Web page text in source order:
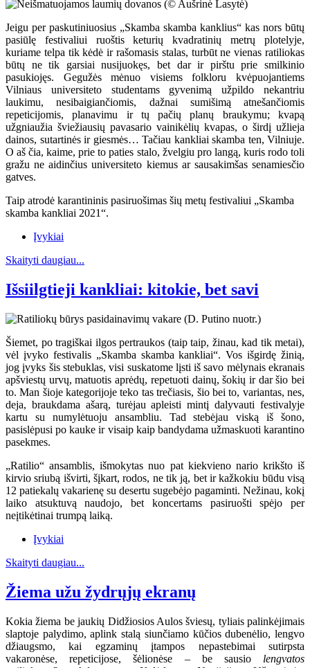
Jeigu per paskutiniuosius „Skamba skamba kanklius“ kas nors būtų
pasiūlę festivaliui ruoštis keturių kvadratinių metrų plotelyje,
kuriame telpa tik kėdė ir rašomasis stalas, turbūt ne vienas ratiliokas
būtų ne tik garsiai nusijuokęs, bet dar ir pirštu prie smilkinio
pasukiojęs. Gegužės mėnuo visiems folkloru kvėpuojantiems
Vilniaus universiteto studentams gyvenimą užpildo nekantriu
laukimu, nesibaigiančiomis, dažnai sumišimą atnešančiomis
repeticijomis, planavimu ir tų pačių planų braukymu; kvapą
užgniaužia šviežiausių pavasario vainikėlių kvapas, o širdį užlieja
dainos, sutartinės ir giesmės… Tačiau kankliai skamba ten, Vilniuje.
O aš čia, kaime, prie to paties stalo, žvelgiu pro langą, kuris rodo toli
gražu ne aidinčius universiteto kiemus ar sausakimšas senamiesčio
gatves.
Taip atrodė karantininis pasiruošimas šių metų festivaliui „Skamba
skamba kankliai 2021“.
Įvykiai
Skaityti daugiau...
Išsiilgtieji kankliai: kitokie, bet savi
Šiemet, po tragiškai ilgos pertraukos (taip taip, žinau, kad tik metai),
vėl įvyko festivalis „Skamba skamba kankliai“. Vos išgirdę žinią,
jog įvyks šis stebuklas, visi suskatome lįsti iš savo mėlynais ekranais
apšviestų urvų, matuotis aprėdų, repetuoti dainų, šokių ir dar šio bei
to. Man šioje kategorijoje teko tas trečiasis, šio bei to, variantas, nes,
deja, braukdama ašarą, turėjau apleisti mintį dalyvauti festivalyje
kartu su numylėtuoju ansambliu. Tad stebėjau viską iš šono,
pasislėpusi po kauke ir visaip kaip bandydama užmaskuoti karantino
pasekmes.
„Ratilio“ ansamblis, išmokytas nuo pat kiekvieno nario krikšto iš
kirvio sriubą išvirti, šįkart, rodos, ne tik ją, bet ir kažkokiu būdu visą
12 patiekalų vakarienę su desertu sugebėjo pagaminti. Nežinau, kokį
laiko atsuktuvą naudojo, bet koncertams pasiruošti spėjo per
neįtikėtinai trumpą laiką.
Įvykiai
Skaityti daugiau...
Žiema užu žydrųjų ekranų
Kokia žiema be jaukių Didžiosios Aulos šviesų, tyliais palinkėjimais
slaptoje palydimo, aplink stalą siunčiamo kūčios dubenėlio, lengvo
džiaugsmo, kai egzaminų įtampos nepastebimai sutirpsta
vakaronėse, repeticijose, šėlionėse – be sausio lengvatos